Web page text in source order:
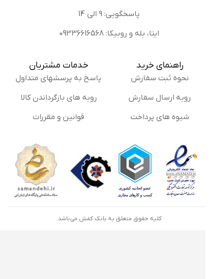
پاسخگویی: 9 الی 14
ایتا، بله و روبیکا: 09336616568
راهنمای خرید
نحوه ثبت سفارش
رویه ارسال سفارش
شیوه های پرداخت
خدمات مشتریان
پاسخ به پرسشهای متداول
رویه های بازگرداندن کالا
قوانین و مقررات
کلیه حقوق متعلق به بانک کفش می‌باشد.